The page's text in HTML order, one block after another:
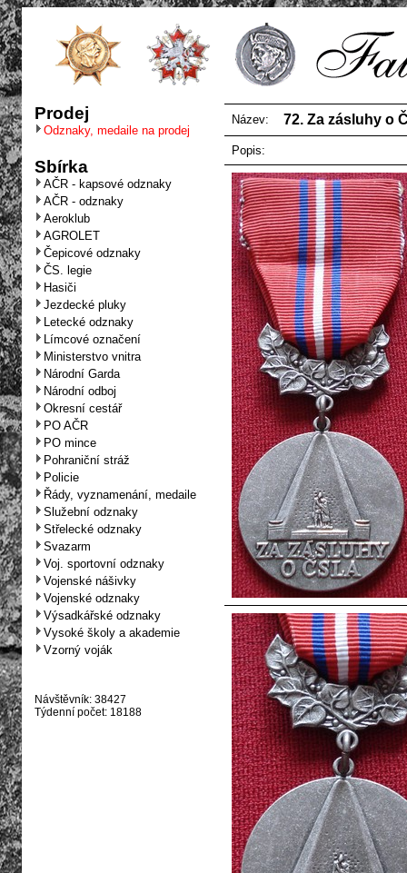
Prodej
Odznaky, medaile na prodej
Sbírka
AČR - kapsové odznaky
AČR - odznaky
Aeroklub
AGROLET
Čepicové odznaky
ČS. legie
Hasiči
Jezdecké pluky
Letecké odznaky
Límcové označení
Ministerstvo vnitra
Národní Garda
Národní odboj
Okresní cestář
PO AČR
PO mince
Pohraniční stráž
Policie
Řády, vyznamenání, medaile
Služební odznaky
Střelecké odznaky
Svazarm
Voj. sportovní odznaky
Vojenské nášivky
Vojenské odznaky
Výsadkářské odznaky
Vysoké školy a akademie
Vzorný voják
Návštěvník: 38427
Týdenní počet: 18188
Název: 72. Za zásluhy o
Popis: